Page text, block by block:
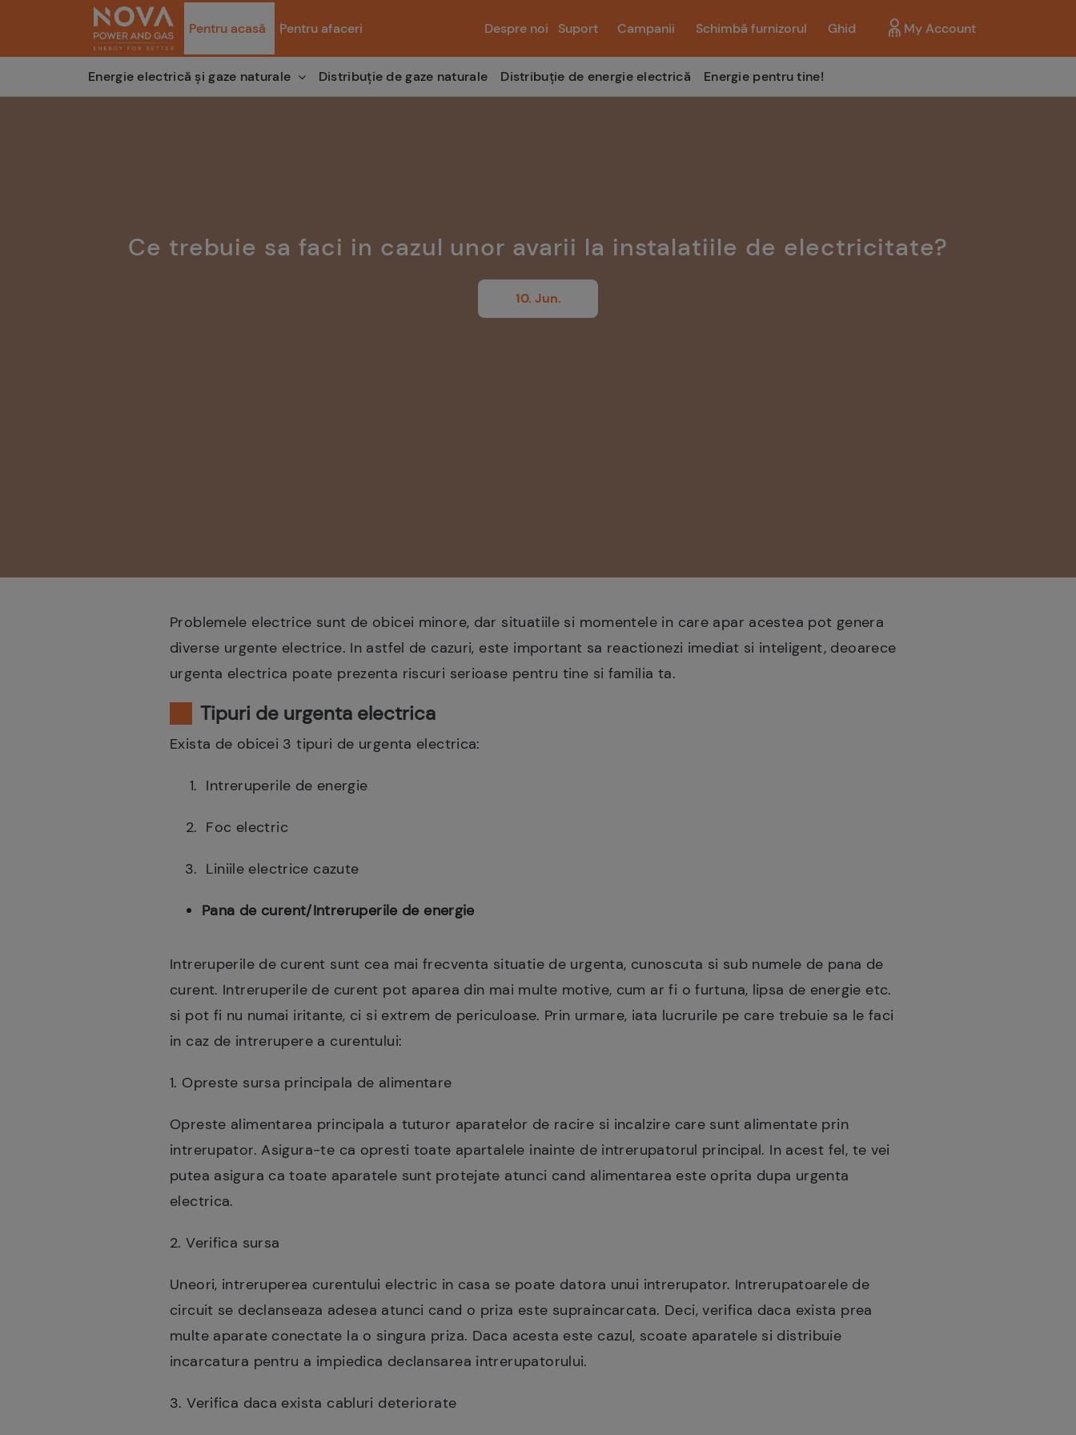
Pentru acasă Pentru afaceri Despre noi Suport Campanii Schimbă furnizorul Ghid My Account
Energie electrică și gaze naturale Distribuție de gaze naturale Distribuție de energie electrică Energie pentru tine!
Ce trebuie sa faci in cazul unor avarii la instalatiile de electricitate?
10. Jun.
Problemele electrice sunt de obicei minore, dar situatiile si momentele in care apar acestea pot genera
diverse urgente electrice. In astfel de cazuri, este important sa reactionezi imediat si inteligent, deoarece
urgenta electrica poate prezenta riscuri serioase pentru tine si familia ta.
Tipuri de urgenta electrica
Exista de obicei 3 tipuri de urgenta electrica:
Intreruperile de energie
Foc electric
Liniile electrice cazute
Pana de curent/Intreruperile de energie
Intreruperile de curent sunt cea mai frecventa situatie de urgenta, cunoscuta si sub numele de pana de
curent. Intreruperile de curent pot aparea din mai multe motive, cum ar fi o furtuna, lipsa de energie etc.
si pot fi nu numai iritante, ci si extrem de periculoase. Prin urmare, iata lucrurile pe care trebuie sa le faci
in caz de intrerupere a curentului:
1. Opreste sursa principala de alimentare
Opreste alimentarea principala a tuturor aparatelor de racire si incalzire care sunt alimentate prin
intrerupator. Asigura-te ca opresti toate apartalele inainte de intrerupatorul principal. In acest fel, te vei
putea asigura ca toate aparatele sunt protejate atunci cand alimentarea este oprita dupa urgenta
electrica.
2. Verifica sursa
Uneori, intreruperea curentului electric in casa se poate datora unui intrerupator. Intrerupatoarele de
circuit se declanseaza adesea atunci cand o priza este supraincarcata. Deci, verifica daca exista prea
multe aparate conectate la o singura priza. Daca acesta este cazul, scoate aparatele si distribuie
incarcatura pentru a impiedica declansarea intrerupatorului.
3. Verifica daca exista cabluri deteriorate